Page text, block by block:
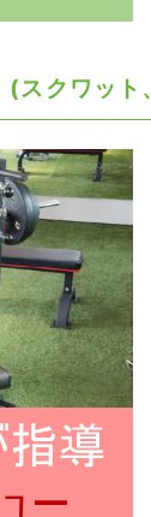
(スクワット